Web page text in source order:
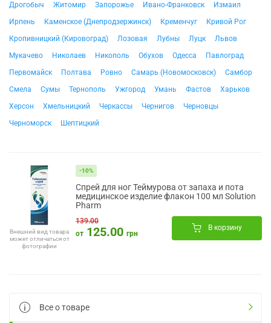
Дрогобыч
Житомир Запорожье Ивано-Франковск
Измаил
Ирпень
Каменское (Днепродзержинск) Кременчуг
Кривой Рог
Кропивницкий (Кировоград)
Лозовая Лубны Луцк
Львов
Мукачево
Николаев Никополь Обухов Одесса
Павлоград
Первомайск
Полтава Ровно Самарь (Новомосковск)
Самбор
Смела
Сумы Тернополь Ужгород Умань Фастов
Харьков
Херсон
Хмельницкий Черкассы Чернигов
Черновцы
Черноморск
Шептицкий
Внешний вид товара
может отличаться от
фотографии
-10%
Спрей для ног Теймурова от запаха и пота
медицинское изделие флакон 100 мл Solution
Pharm
139.00
от 125.00 грн
В корзину
Все о товаре